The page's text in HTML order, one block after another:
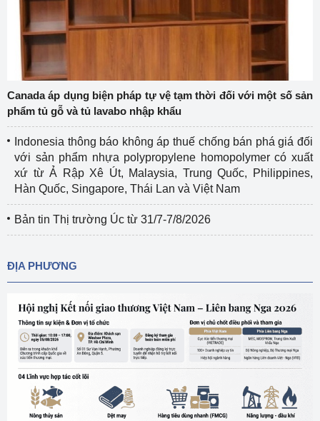
Canada áp dụng biện pháp tự vệ tạm thời đối với một số sản
phẩm tủ gỗ và tủ lavabo nhập khẩu
Indonesia thông báo không áp thuế chống bán phá giá đối
với sản phẩm nhựa polypropylene homopolymer có xuất
xứ từ Ả Rập Xê Út, Malaysia, Trung Quốc, Philippines,
Hàn Quốc, Singapore, Thái Lan và Việt Nam
Bản tin Thị trường Úc từ 31/7-7/8/2026
ĐỊA PHƯƠNG